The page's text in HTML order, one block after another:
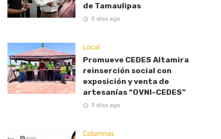
de Tamaulipas
3 días ago
Local
Promueve CEDES Altamira
reinserción social con
exposición y venta de
artesanías “OVNI-CEDES”
3 días ago
Columnas